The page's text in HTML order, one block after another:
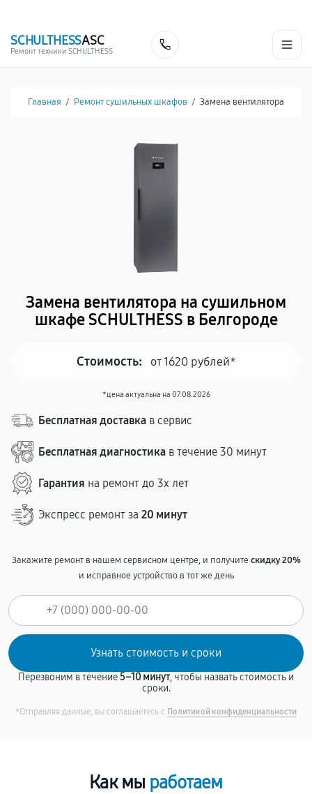
SCHULTHESSASC
Ремонт техники SCHULTHESS
Главная / Ремонт сушильных шкафов / Замена вентилятора
Замена вентилятора на сушильном
шкафе SCHULTHESS в Белгороде
Стоимость: от 1620 рублей*
*цена актуальна на 07.08.2026
Бесплатная доставка в сервис
Бесплатная диагностика в течение 30 минут
Гарантия на ремонт до 3х лет
Экспресс ремонт за 20 минут
Закажите ремонт в нашем сервисном центре, и получитескидку 20%
и исправное устройство в тот же день
Перезвоним в течение5–10 минут, чтобы назвать стоимость и
сроки.
*Отправляя данные, вы соглашаетесь с Политикой конфиденциальности
Как мы работаем